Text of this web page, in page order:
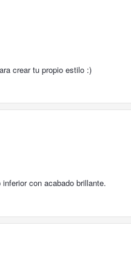
crear tu propio estilo :)
con acabado brillante.